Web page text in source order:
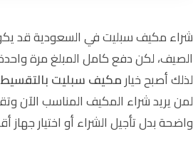
شراء مكيف سبليت في السعودية قد
الصيف، لكن دفع كامل المبلغ مرة
لذلك أصبح خيارمكيف سبليت بالتقسيط
لمن يريد شراء المكيف المناسب الآن
واضحة بدل تأجيل الشراء أو اختيار جهاز